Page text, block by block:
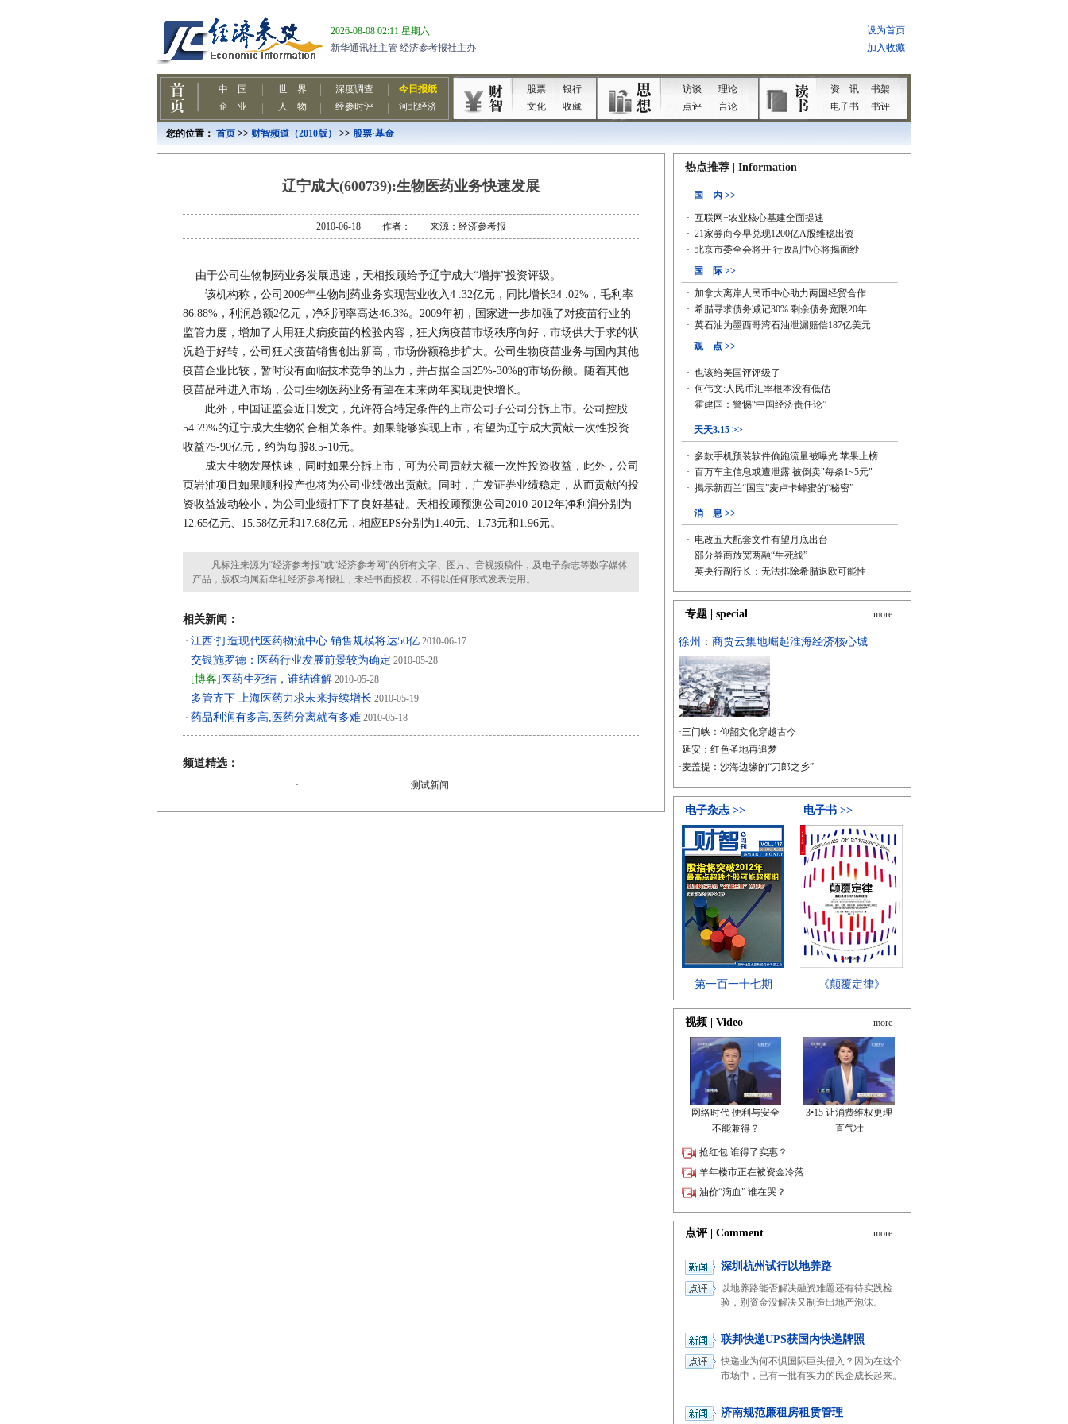
您的位置： 首页 >> 财智频道（2010版） >> 股票·基金
辽宁成大(600739):生物医药业务快速发展
2010-06-18 作者： 来源：经济参考报
由于公司生物制药业务发展迅速，天相投顾给予辽宁成大“增持”投资评级。
该机构称，公司2009年生物制药业务实现营业收入4 .32亿元，同比增长34 .02%，毛利率
86.88%，利润总额2亿元，净利润率高达46.3%。2009年初，国家进一步加强了对疫苗行业的
监管力度，增加了人用狂犬病疫苗的检验内容，狂犬病疫苗市场秩序向好，市场供大于求的状
况趋于好转，公司狂犬疫苗销售创出新高，市场份额稳步扩大。公司生物疫苗业务与国内其他
疫苗企业比较，暂时没有面临技术竞争的压力，并占据全国25%-30%的市场份额。随着其他
疫苗品种进入市场，公司生物医药业务有望在未来两年实现更快增长。
此外，中国证监会近日发文，允许符合特定条件的上市公司子公司分拆上市。公司控股
54.79%的辽宁成大生物符合相关条件。如果能够实现上市，有望为辽宁成大贡献一次性投资
收益75-90亿元，约为每股8.5-10元。
成大生物发展快速，同时如果分拆上市，可为公司贡献大额一次性投资收益，此外，公司
页岩油项目如果顺利投产也将为公司业绩做出贡献。同时，广发证券业绩稳定，从而贡献的投
资收益波动较小，为公司业绩打下了良好基础。天相投顾预测公司2010-2012年净利润分别为
12.65亿元、15.58亿元和17.68亿元，相应EPS分别为1.40元、1.73元和1.96元。
凡标注来源为“经济参考报”或“经济参考网”的所有文字、图片、音视频稿件，及电子杂志等数字媒体
产品，版权均属新华社经济参考报社，未经书面授权，不得以任何形式发表使用。
相关新闻：
· 江西:打造现代医药物流中心 销售规模将达50亿 2010-06-17
· 交银施罗德：医药行业发展前景较为确定 2010-05-28
· [博客] 医药生死结，谁结谁解 2010-05-28
· 多管齐下 上海医药力求未来持续增长 2010-05-19
· 药品利润有多高,医药分离就有多难 2010-05-18
频道精选：
· 测试新闻